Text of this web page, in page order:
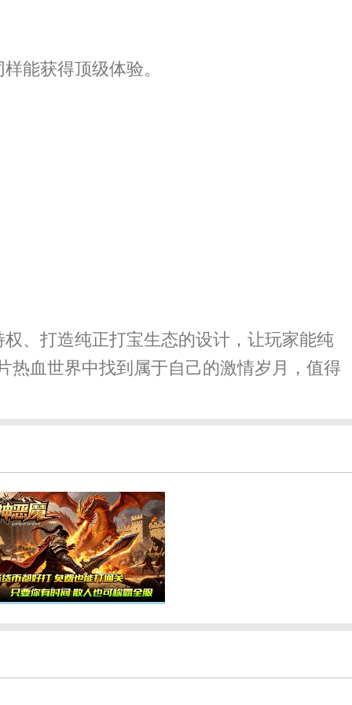
能获得顶级体验。
、打造纯正打宝生态的设计，让玩家能纯
热血世界中找到属于自己的激情岁月，值得